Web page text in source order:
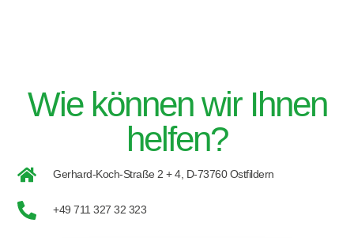
Wie können wir Ihnen
helfen?
Gerhard-Koch-Straße 2 + 4, D-73760 Ostfildern
+49 711 327 32 323